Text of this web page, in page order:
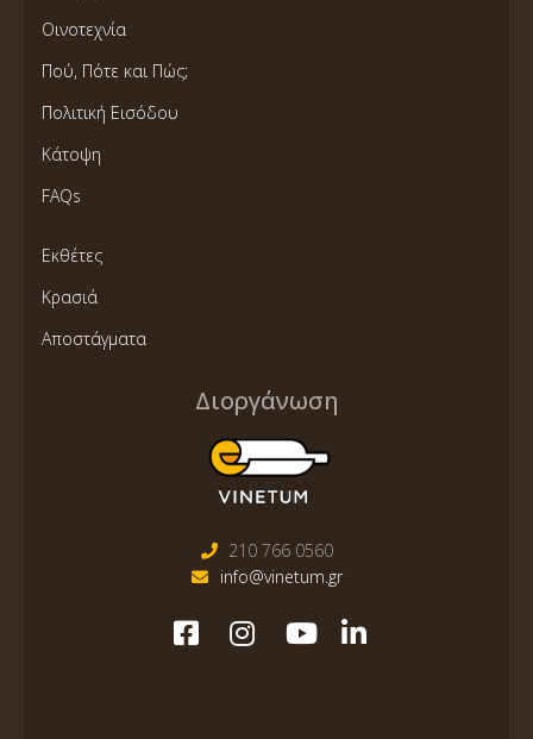
Οινοτεχνία
Πού, Πότε και Πώς;
Πολιτική Εισόδου
Κάτοψη
FAQs
Εκθέτες
Κρασιά
Αποστάγματα
Διοργάνωση
210 766 0560
info@vinetum.gr